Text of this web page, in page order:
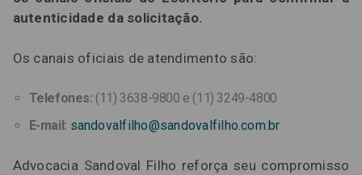
autenticidade da solicitação.
Os canais oficiais de atendimento são:
Telefones: (11) 3638-9800 e (11) 3249-4800
E-mail: sandovalfilho@sandovalfilho.com.br
Advocacia Sandoval Filho reforça seu compromisso